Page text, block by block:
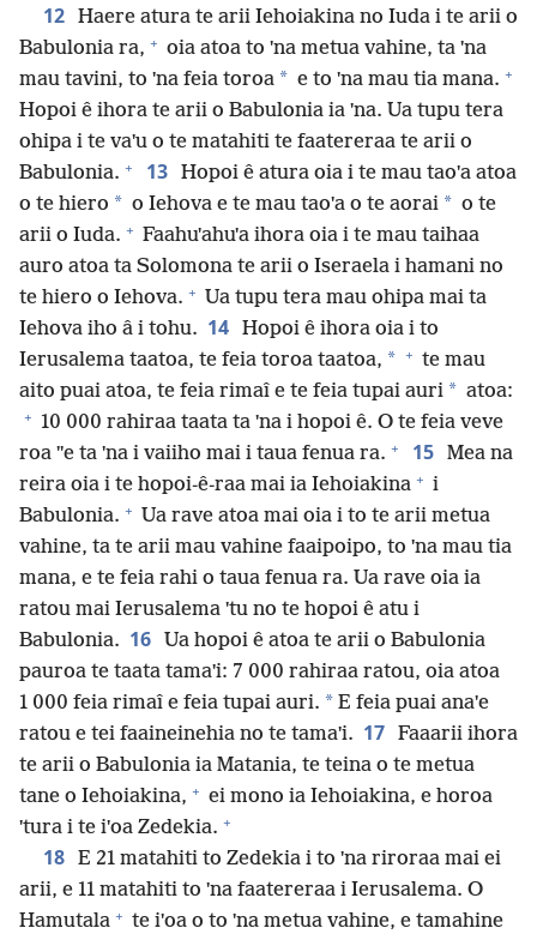
12 Haere atura te arii Iehoiakina no Iuda i te arii o
Babulonia ra, + oia atoa to ˈna metua vahine, ta ˈna
mau tavini, to ˈna feia toroa * e to ˈna mau tia mana. +
Hopoi ê ihora te arii o Babulonia ia ˈna. Ua tupu tera
ohipa i te vaˈu o te matahiti te faatereraa te arii o
Babulonia. + 13 Hopoi ê atura oia i te mau taoˈa atoa
o te hiero * o Iehova e te mau taoˈa o te aorai * o te
arii o Iuda. + Faahuˈahuˈa ihora oia i te mau taihaa
auro atoa ta Solomona te arii o Iseraela i hamani no
te hiero o Iehova. + Ua tupu tera mau ohipa mai ta
Iehova iho â i tohu. 14 Hopoi ê ihora oia i to
Ierusalema taatoa, te feia toroa taatoa, * + te mau
aito puai atoa, te feia rimaî e te feia tupai auri * atoa:
+ 10 000 rahiraa taata ta ˈna i hopoi ê. O te feia veve
roa ˈˈe ta ˈna i vaiiho mai i taua fenua ra. + 15 Mea na
reira oia i te hopoi-ê-raa mai ia Iehoiakina + i
Babulonia. + Ua rave atoa mai oia i to te arii metua
vahine, ta te arii mau vahine faaipoipo, to ˈna mau tia
mana, e te feia rahi o taua fenua ra. Ua rave oia ia
ratou mai Ierusalema ˈtu no te hopoi ê atu i
Babulonia. 16
Ua hopoi ê atoa te arii o Babulonia
pauroa te taata tamaˈi: 7 000 rahiraa ratou, oia atoa
1 000 feia rimaî e feia tupai auri. * E feia puai anaˈe
ratou e tei faaineinehia no te tamaˈi. 17 Faaarii ihora
te arii o Babulonia ia Matania, te teina o te metua
tane o Iehoiakina, + ei mono ia Iehoiakina, e horoa
ˈtura i te iˈoa Zedekia. +
18 E 21 matahiti to Zedekia i to ˈna riroraa mai ei
arii, e 11 matahiti to ˈna faatereraa i Ierusalema. O
Hamutala + te iˈoa o to ˈna metua vahine, e tamahine